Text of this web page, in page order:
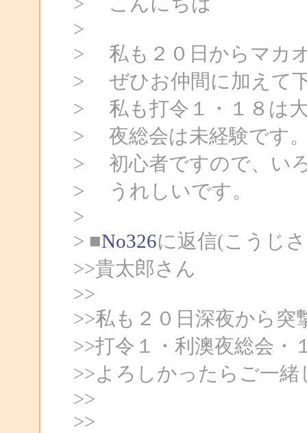
>
> 私も２０日からマカ
> ぜひお仲間に加えて
> 私も打令１・１８は
> 夜総会は未経験です
> 初心者ですので、い
> うれしいです。
>
> ■No326に返信(こうじ
>>貴太郎さん
>>
>>私も２０日深夜から突
>>打令１・利澳夜総会・
>>よろしかったらご一緒
>>
>>